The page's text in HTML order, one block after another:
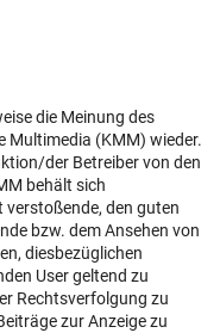
die Meinung des
Multimedia (KMM) wieder.
der Betreiber von den
behält sich
verstoßende, den guten
bzw. dem Ansehen von
diesbezüglichen
User geltend zu
Rechtsverfolgung zu
zur Anzeige zu